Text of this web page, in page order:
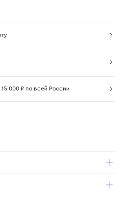
15 000 ₽ по всей России